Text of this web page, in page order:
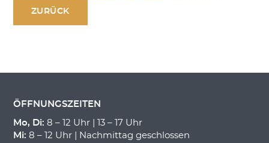
ZURÜCK
ÖFFNUNGSZEITEN
Mo, Di: 8 – 12 Uhr | 13 – 17 Uhr
Mi: 8 – 12 Uhr | Nachmittag geschlossen